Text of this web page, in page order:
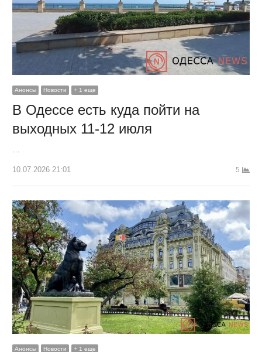
Анонсы Новости + 1 еще
В Одессе есть куда пойти на
выходных 11-12 июля
10.07.2026 21:01 5
Анонсы Новости + 1 еще